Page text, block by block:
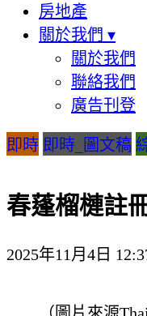
房地產
關於我們 ▾
關於我們
聯絡我們
廣告刊登
即時 即時_圖文稿
春蓬榴槤註
2025年11月4日